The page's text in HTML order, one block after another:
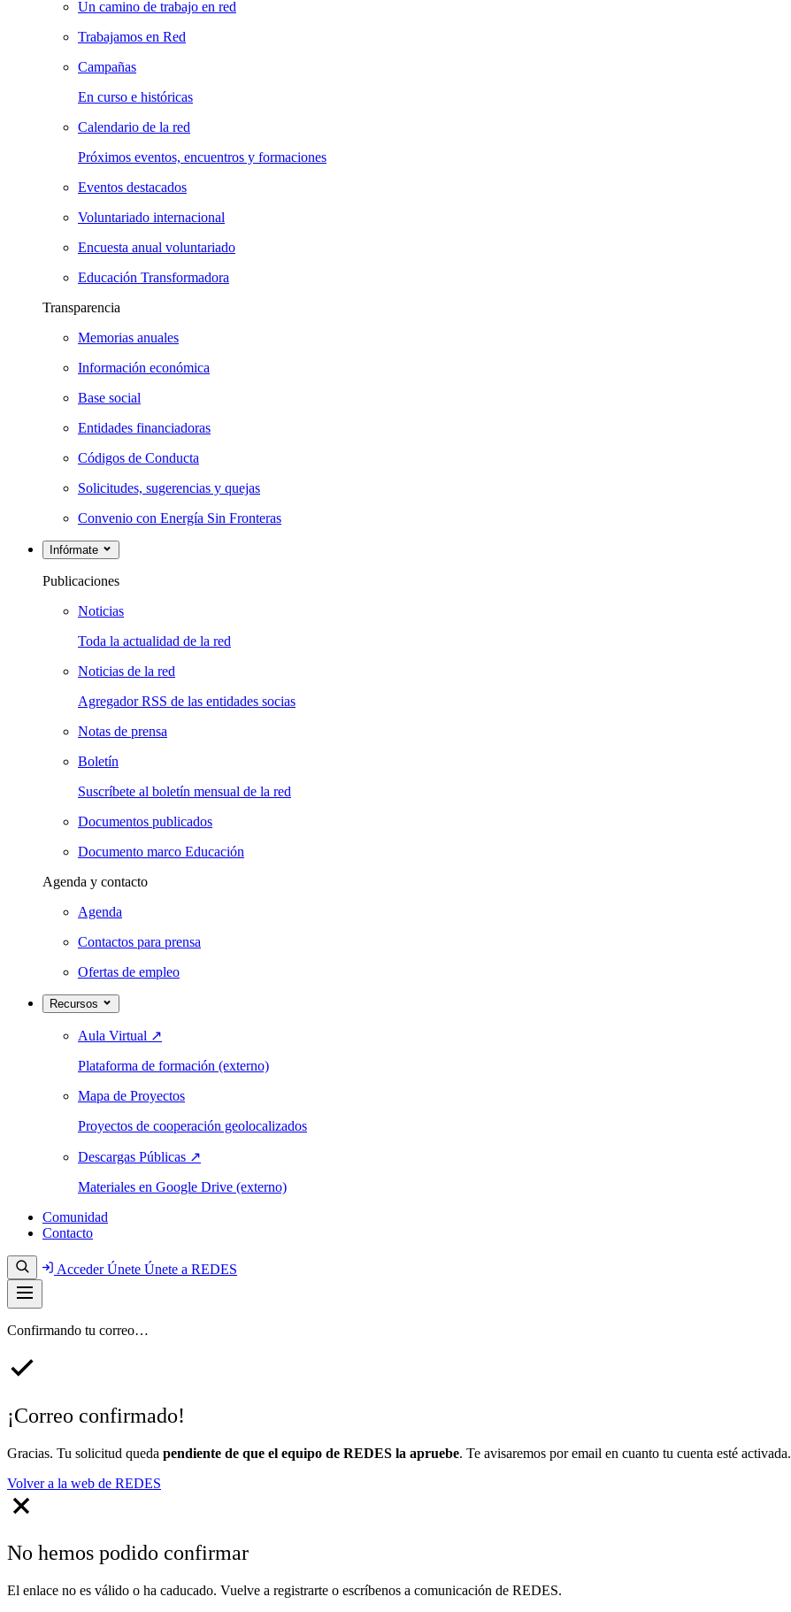
Un camino de trabajo en red
Trabajamos en Red
Campañas
En curso e históricas
Calendario de la red
Próximos eventos, encuentros y formaciones
Eventos destacados
Voluntariado internacional
Encuesta anual voluntariado
Educación Transformadora
Transparencia
Memorias anuales
Información económica
Base social
Entidades financiadoras
Códigos de Conducta
Solicitudes, sugerencias y quejas
Convenio con Energía Sin Fronteras
Infórmate
Publicaciones
Noticias
Toda la actualidad de la red
Noticias de la red
Agregador RSS de las entidades socias
Notas de prensa
Boletín
Suscríbete al boletín mensual de la red
Documentos publicados
Documento marco Educación
Agenda y contacto
Agenda
Contactos para prensa
Ofertas de empleo
Recursos
Aula Virtual ↗
Plataforma de formación (externo)
Mapa de Proyectos
Proyectos de cooperación geolocalizados
Descargas Públicas ↗
Materiales en Google Drive (externo)
Comunidad
Contacto
AccederÚnete Únete a REDES
Confirmando tu correo…
¡Correo confirmado!
Gracias. Tu solicitud queda pendiente de que el equipo de REDES la apruebe. Te avisaremos por email en cuanto tu cuenta esté activada.
Volver a la web de REDES
No hemos podido confirmar
El enlace no es válido o ha caducado. Vuelve a registrarte o escríbenos a comunicación de REDES.